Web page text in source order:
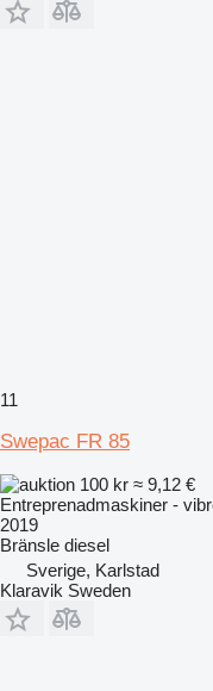
11
Swepac FR 85
100 kr ≈ 9,12 €
Entreprenadmaskiner -
2019
Bränsle diesel
Sverige, Karlstad
Klaravik Sweden